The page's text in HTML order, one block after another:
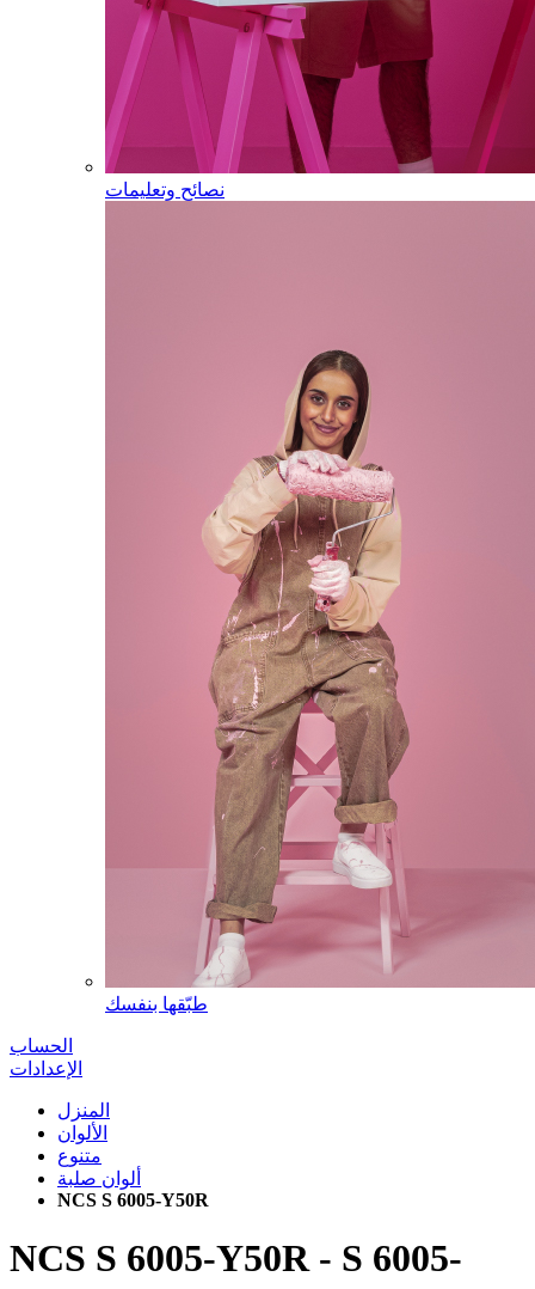
نصائح وتعليمات
طبّقها بنفسك
الحساب
الإعدادات
المنزل
الألوان
متنوع
ألوان صلبة
NCS S 6005-Y50R
NCS S 6005-Y50R - S 6005-